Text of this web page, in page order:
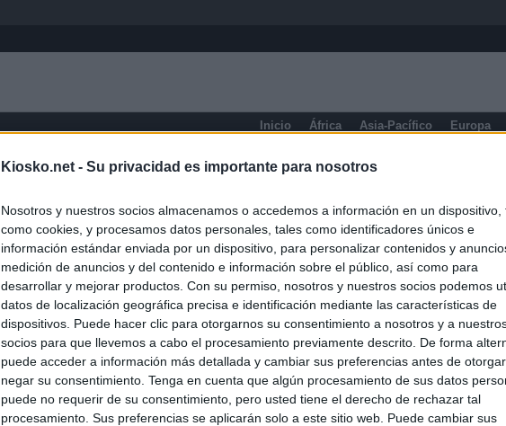
Kiosko.net - Su privacidad es importante para nosotros
Nosotros y nuestros socios almacenamos o accedemos a información en un dispositivo,
como cookies, y procesamos datos personales, tales como identificadores únicos e
información estándar enviada por un dispositivo, para personalizar contenidos y
medición de anuncios y del contenido e información sobre el público, así como para
desarrollar y mejorar productos. Con su permiso, nosotros y nuestros socios podemos
datos de localización geográfica precisa e identificación mediante las características de
dispositivos. Puede hacer clic para otorgarnos su consentimiento a nosotros y a
socios para que llevemos a cabo el procesamiento previamente descrito. De forma
puede acceder a información más detallada y cambiar sus preferencias antes de
negar su consentimiento. Tenga en cuenta que algún procesamiento de sus datos
puede no requerir de su consentimiento, pero usted tiene el derecho de rechazar tal
procesamiento. Sus preferencias se aplicarán solo a este sitio web. Puede cambiar sus
Inicio África Asia-Pacífico Europa
Falcon